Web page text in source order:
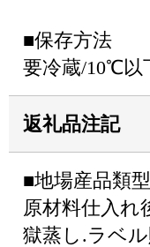
■保存方法
要冷蔵/10℃以
返礼品注記
■地場産品類
原材料仕入れ
獄蒸し.ラベ